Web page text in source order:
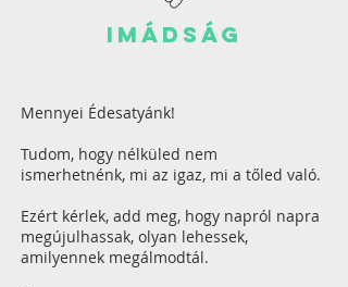
imádság
Mennyei Édesatyánk!
Tudom, hogy nélküled nem
ismerhetnénk, mi az igaz, mi a tőled való.
Ezért kérlek, add meg, hogy napról napra
megújulhassak, olyan lehessek,
amilyennek megálmodtál.